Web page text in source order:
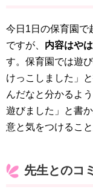
今日1日の保育園で
ですが、 内容はや
す。保育園では遊
けっこしました」
んだなと分かるよ
遊びました」と書
意と気をつけるこ
先生とのコ